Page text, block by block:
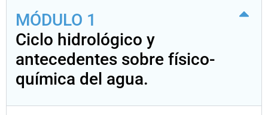
MÓDULO 1
Ciclo hidrológico y
antecedentes sobre físico-
química del agua.